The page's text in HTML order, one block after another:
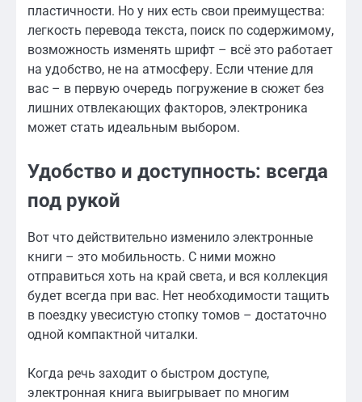
пластичности. Но у них есть свои преимущества:
легкость перевода текста, поиск по содержимому,
возможность изменять шрифт – всё это работает
на удобство, не на атмосферу. Если чтение для
вас – в первую очередь погружение в сюжет без
лишних отвлекающих факторов, электроника
может стать идеальным выбором.
Удобство и доступность: всегда
под рукой
Вот что действительно изменило электронные
книги – это мобильность. С ними можно
отправиться хоть на край света, и вся коллекция
будет всегда при вас. Нет необходимости тащить
в поездку увесистую стопку томов – достаточно
одной компактной читалки.
Когда речь заходит о быстром доступе,
электронная книга выигрывает по многим